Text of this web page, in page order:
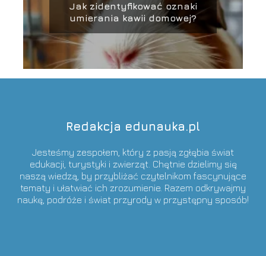
Jak zidentyfikować oznaki
umierania kawii domowej?
Redakcja edunauka.pl
Jesteśmy zespołem, który z pasją zgłębia świat
edukacji, turystyki i zwierząt. Chętnie dzielimy się
naszą wiedzą, by przybliżać czytelnikom fascynujące
tematy i ułatwiać ich zrozumienie. Razem odkrywajmy
naukę, podróże i świat przyrody w przystępny sposób!